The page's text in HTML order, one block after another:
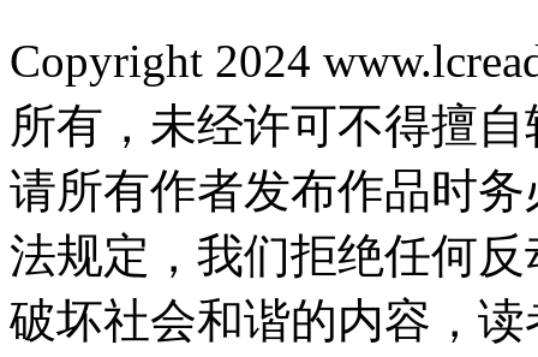
Copyright 2024
所有，未经许可不得擅
请所有作者发布作品时
法规定，我们拒绝任何
破坏社会和谐的内容，